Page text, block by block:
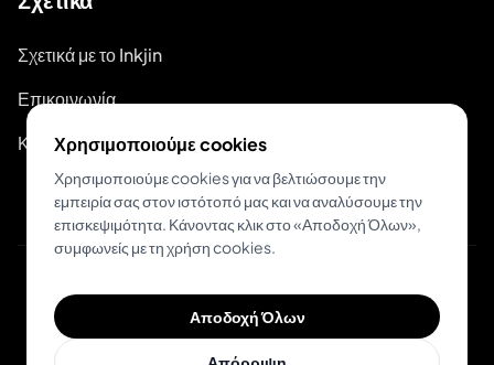
Σχετικά με το Inkjin
Επικοινωνία
Κιτ Επωνυμίας
Πολιτική ΑπορρήτουΌροι Χρήσης
Χρησιμοποιούμε cookies
Χρησιμοποιούμε cookies για να βελτιώσουμε την
εμπειρία σας στον ιστότοπό μας και να αναλύσουμε την
επισκεψιμότητα. Κάνοντας κλικ στο «Αποδοχή Όλων»,
συμφωνείς με τη χρήση cookies.
Αποδοχή Όλων